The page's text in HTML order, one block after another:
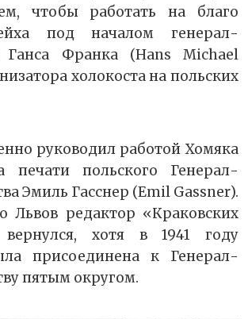
чтобы работать на благо
под началом генерал-
Ганса Франка (Hans Michael
холокоста на польских
руководил работой Хомяка
печати польского Генерал-
Эмиль Гасснер (Emil Gassner).
Львов редактор «Краковских
хотя в 1941 году
присоединена к Генерал-
пятым округом.